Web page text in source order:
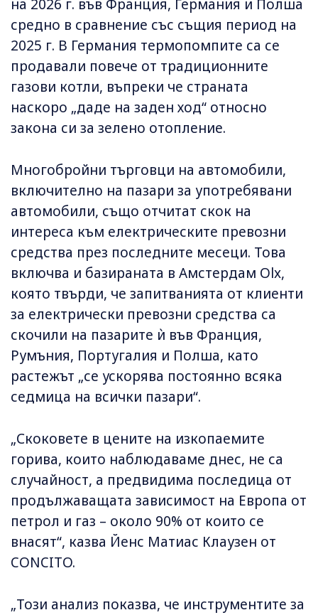
на 2026 г. във Франция, Германия и Полша
средно в сравнение със същия период на
2025 г. В Германия термопомпите са се
продавали повече от традиционните
газови котли, въпреки че страната
наскоро „даде на заден ход“ относно
закона си за зелено отопление.
Многобройни търговци на автомобили,
включително на пазари за употребявани
автомобили, също отчитат скок на
интереса към електрическите превозни
средства през последните месеци. Това
включва и базираната в Амстердам Olx,
която твърди, че запитванията от клиенти
за електрически превозни средства са
скочили на пазарите ѝ във Франция,
Румъния, Португалия и Полша, като
растежът „се ускорява постоянно всяка
седмица на всички пазари“.
„Скоковете в цените на изкопаемите
горива, които наблюдаваме днес, не са
случайност, а предвидима последица от
продължаващата зависимост на Европа от
петрол и газ – около 90% от които се
внасят“, казва Йенс Матиас Клаузен от
CONCITO.
„Този ​​анализ показва, че инструментите за